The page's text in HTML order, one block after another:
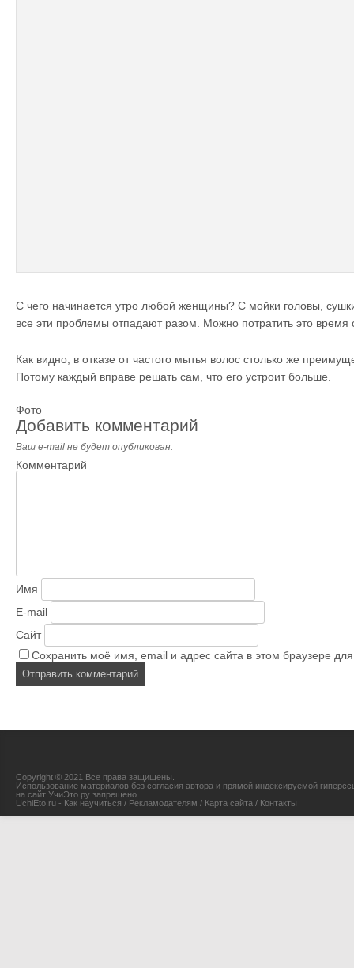
С чего начинается утро любой женщины? С мойки головы,
все эти проблемы отпадают разом. Можно потратить это время
Как видно, в отказе от частого мытья волос столько же
Потому каждый вправе решать сам, что его устроит больше.
Фото
Добавить комментарий
Ваш e-mail не будет опубликован.
Комментарий
Имя
E-mail
Сайт
Сохранить моё имя, email и адрес сайта в этом браузере
Copyright © 2021 Все права защищены.
Использование материалов без согласия автора и прямой индексируемой
на сайт УчиЭто.ру запрещено.
UchiEto.ru - Как научиться / Рекламодателям / Карта сайта / Контакты